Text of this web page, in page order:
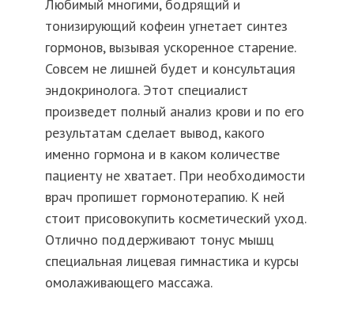
Любимый многими, бодрящий и
тонизирующий кофеин угнетает синтез
гормонов, вызывая ускоренное старение.
Совсем не лишней будет и консультация
эндокринолога. Этот специалист
произведет полный анализ крови и по его
результатам сделает вывод, какого
именно гормона и в каком количестве
пациенту не хватает. При необходимости
врач пропишет гормонотерапию. К ней
стоит присовокупить косметический уход.
Отлично поддерживают тонус мышц
специальная лицевая гимнастика и курсы
омолаживающего массажа.